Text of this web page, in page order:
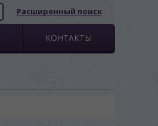
Расширенный поиск
КОНТАКТЫ